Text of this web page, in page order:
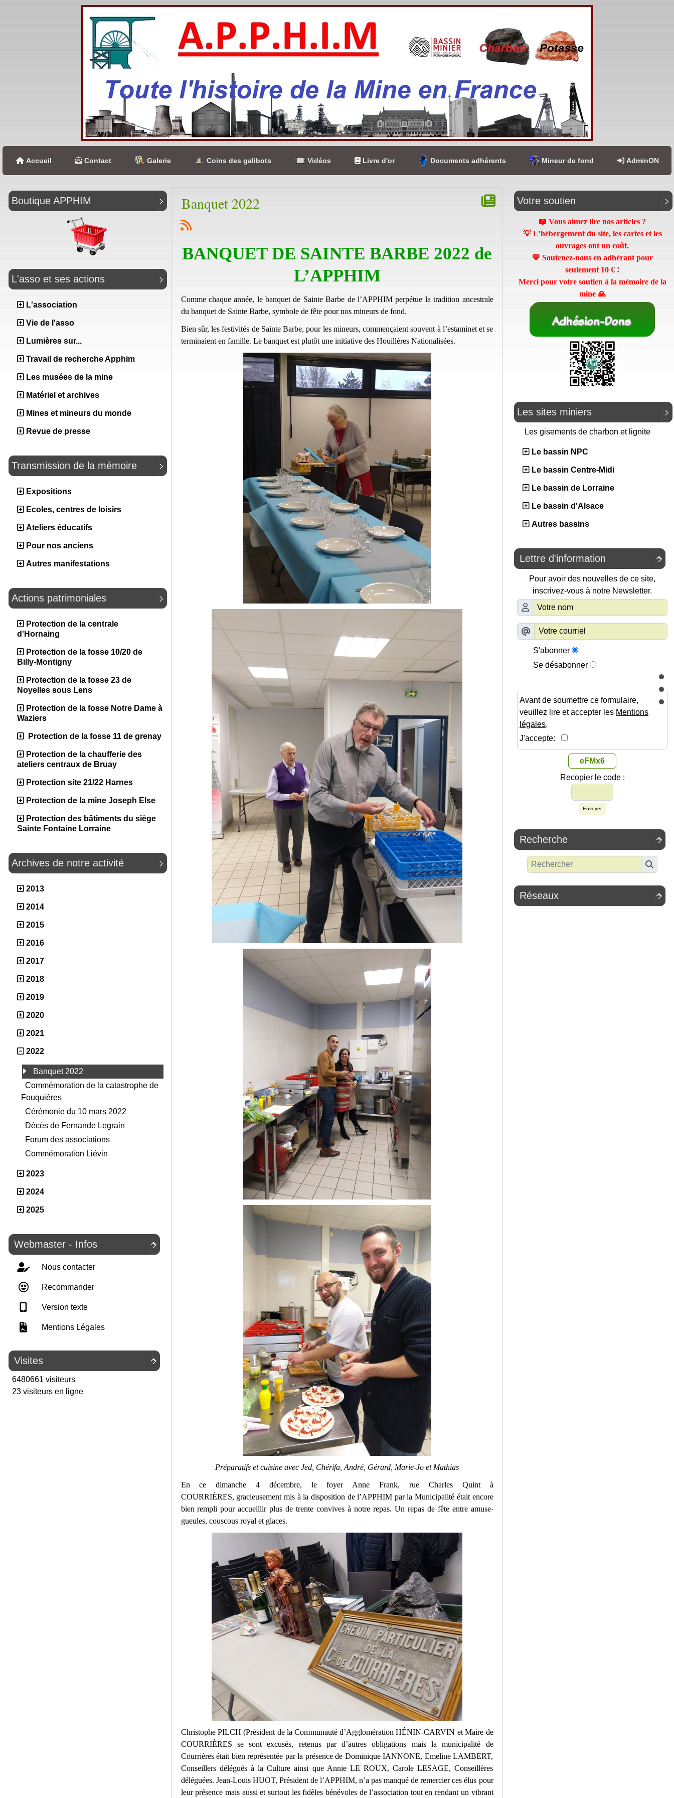
Accueil Contact Galerie Coins des galibots Vidéos Livre d'or Documents adhérents Mineur de fond AdminON
Boutique APPHIM
L'asso et ses actions
L'association
Vie de l'asso
Lumières sur...
Travail de recherche Apphim
Les musées de la mine
Matériel et archives
Mines et mineurs du monde
Revue de presse
Transmission de la mémoire
Expositions
Ecoles, centres de loisirs
Ateliers éducatifs
Pour nos anciens
Autres manifestations
Actions patrimoniales
Protection de la centrale
d'Hornaing
Protection de la fosse 10/20 de
Billy-Montigny
Protection de la fosse 23 de
Noyelles sous Lens
Protection de la fosse Notre Dame à
Waziers
Protection de la fosse 11 de grenay
Protection de la chaufferie des
ateliers centraux de Bruay
Protection site 21/22 Harnes
Protection de la mine Joseph Else
Protection des bâtiments du siège
Sainte Fontaine Lorraine
Archives de notre activité
2013
2014
2015
2016
2017
2018
2019
2020
2021
2022
Banquet 2022
Commémoration de la catastrophe de
Fouquières
Cérémonie du 10 mars 2022
Décès de Fernande Legrain
Forum des associations
Commémoration Liévin
2023
2024
2025

Webmaster - Infos
Nous contacter
Recommander
Version texte
Mentions Légales

Visites
6480661 visiteurs
23 visiteurs en ligne
Banquet 2022
BANQUET DE SAINTE BARBE 2022 de
L’APPHIM
Comme chaque année, le banquet de Sainte Barbe de l’APPHIM perpétue la tradition ancestrale
du banquet de Sainte Barbe, symbole de fête pour nos mineurs de fond.
Bien sûr, les festivités de Sainte Barbe, pour les mineurs, commençaient souvent à l’estaminet et se
terminaient en famille. Le banquet est plutôt une initiative des Houillères Nationalisées.
Préparatifs et cuisine avec Jed, Chérifa, André, Gérard, Marie-Jo et Mathias
En ce dimanche 4 décembre, le foyer Anne Frank, rue Charles Quint à
COURRIÈRES, gracieusement mis à la disposition de l’APPHIM par la Municipalité était encore
bien rempli pour accueillir plus de trente convives à notre repas. Un repas de fête entre amuse-
gueules, couscous royal et glaces.
Christophe PILCH (Président de la Communauté d’Agglomération HÉNIN-CARVIN et Maire de
COURRIÈRES se sont excusés, retenus par d’autres obligations mais la municipalité de
Courrières était bien représentée par la présence de Dominique IANNONE, Emeline LAMBERT,
Conseillers délégués à la Culture ainsi que Annie LE ROUX, Carole LESAGE, Conseillères
déléguées. Jean-Louis HUOT, Président de l’APPHIM, n’a pas manqué de remercier ces élus pour
leur présence mais aussi et surtout les fidèles bénévoles de l’association tout en rendant un vibrant
Votre soutien
📖 Vous aimez lire nos articles ?
💡 L’hébergement du site, les cartes et les
ouvrages ont un coût.
💛 Soutenez-nous en adhérant pour
seulement 10 € !
Merci pour votre soutien à la mémoire de la
mine 🙏
Les sites miniers
Les gisements de charbon et lignite
Le bassin NPC
Le bassin Centre-Midi
Le bassin de Lorraine
Le bassin d'Alsace
Autres bassins

Lettre d'information
Pour avoir des nouvelles de ce site,
inscrivez-vous à notre Newsletter.
S'abonner
Se désabonner
Avant de soumettre ce formulaire,
veuillez lire et accepter les Mentions
légales.
J'accepte:
eFMx6
Recopier le code :
Envoyer

Recherche

Réseaux